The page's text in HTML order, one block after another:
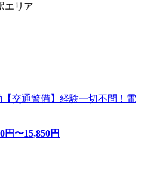
エリア
交通警備】経験一切不問！電
円〜15,850円